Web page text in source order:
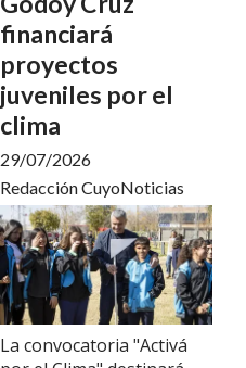
financiará
proyectos
juveniles por el
clima
Redacción CuyoNoticias
29/07/2026
La convocatoria "Activá